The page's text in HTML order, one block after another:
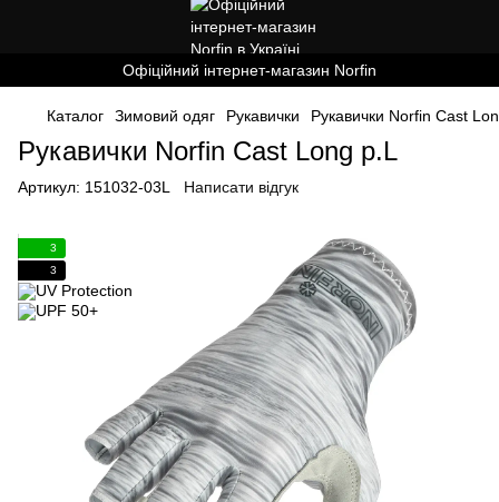
Офіційний інтернет-магазин Norfin
Каталог Зимовий одяг Рукавички Рукавички Norfin Cast
Рукавички Norfin Cast Long р.L
Артикул: 151032-03L Написати відгук
3
3